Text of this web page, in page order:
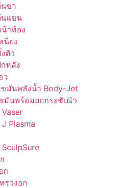
ขา
แขน
าท้อง
นียง
ตัว
หลัง
ว
ขมันพลังน้ำ Body-Jet
มันพร้อมยกกระชับผิว
Plasma
ก
รวงอก